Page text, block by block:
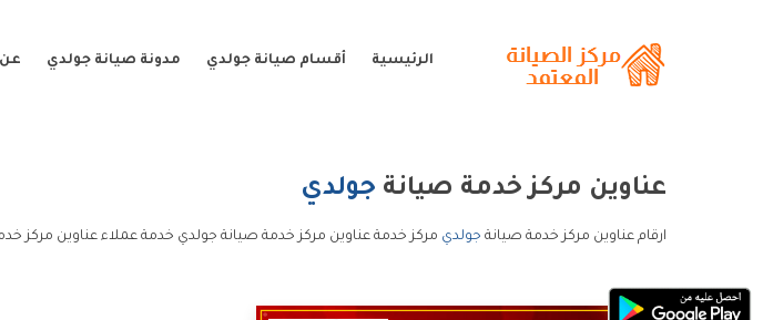
الرئيسية أقسام صيانة جولدي مدونة صيانة جولدي عن
عناوين مركز خدمة صيانة جولدي
ارقام عناوين مركز خدمة صيانة جولدي مركز خدمة عناوين مركز خدمة صيانة جولدي خدمة عملاء عناوين مركز